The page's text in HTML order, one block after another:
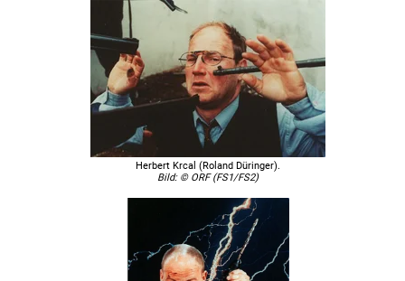
Herbert Krcal (Roland Düringer).
Bild: © ORF (FS1/FS2)